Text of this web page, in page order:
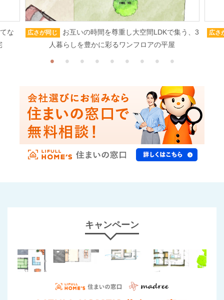
な
広さが同じ
お互いの時間を尊重し大空間LDKで集う、3
人暮らしを豊かに彩るワンフロアの平屋
広さ
キャンペーン